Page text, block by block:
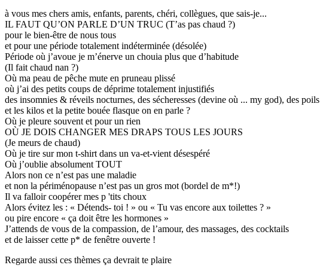
Pause
!
(ménopause)
à vous mes chers amis, enfants, parents, chéri, collègues, que sais-je...
IL FAUT QU’ON PARLE D’UN TRUC (T’as pas chaud ?)
pour le bien-être de nous tous
et pour une période totalement indéterminée (désolée)
Période où j’avoue je m’énerve un chouia plus que d’habitude
(Il fait chaud nan ?)
Où ma peau de pêche mute en pruneau plissé
où j’ai des petits coups de déprime totalement injustifiés
des insomnies & réveils nocturnes, des sécheresses (devine où ... my god), des
et les kilos et la petite bouée flasque on en parle ?
Où je pleure souvent et pour un rien
OÙ JE DOIS CHANGER MES DRAPS TOUS LES JOURS
(Je meurs de chaud)
Où je tire sur mon t-shirt dans un va-et-vient désespéré
Où j’oublie absolument TOUT
Alors non ce n’est pas une maladie
et non la périménopause n’est pas un gros mot (bordel de m*!)
Il va falloir coopérer mes p 'tits choux
Alors évitez les : « Détends- toi ! » ou « Tu vas encore aux toilettes ? »
ou pire encore « ça doit être les hormones »
J’attends de vous de la compassion, de l’amour, des massages, des cocktails
et de laisser cette p* de fenêtre ouverte !
Regarde aussi ces thèmes ça devrait te plaire